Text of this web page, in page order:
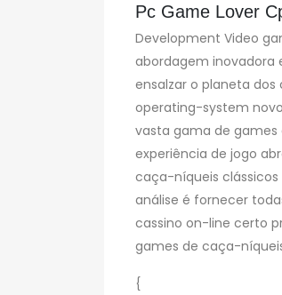
Pc Game Lover
Development Video
abordagem inovadora
ensalzar o planeta
operating-system
vasta gama de games
experiência de jogo
caça-níqueis
análise é fornecer
cassino on-line certo
games de caça-
{